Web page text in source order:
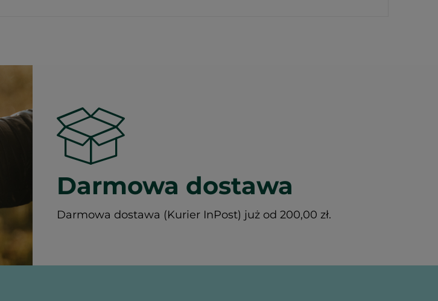
Darmowa dostawa
Darmowa dostawa (Kurier InPost) już od 200,00 zł.